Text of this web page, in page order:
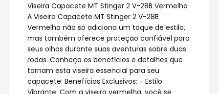
Viseira Capacete MT Stinger 2 V-28B Vermelha
A Viseira Capacete MT Stinger 2 V-28B
Vermelha não só adiciona um toque de estilo,
mas também oferece proteção confiável para
seus olhos durante suas aventuras sobre duas
rodas. Conheça os benefícios e detalhes que
tornam esta viseira essencial para seu
capacete: Benefícios Exclusivos: - Estilo
Vibrante: Com a viseira vermelha, você se